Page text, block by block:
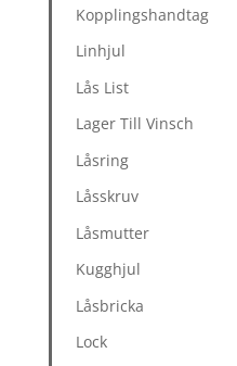
Kopplingshandtag
Linhjul
Lås List
Lager Till Vinsch
Låsring
Låsskruv
Låsmutter
Kugghjul
Låsbricka
Lock